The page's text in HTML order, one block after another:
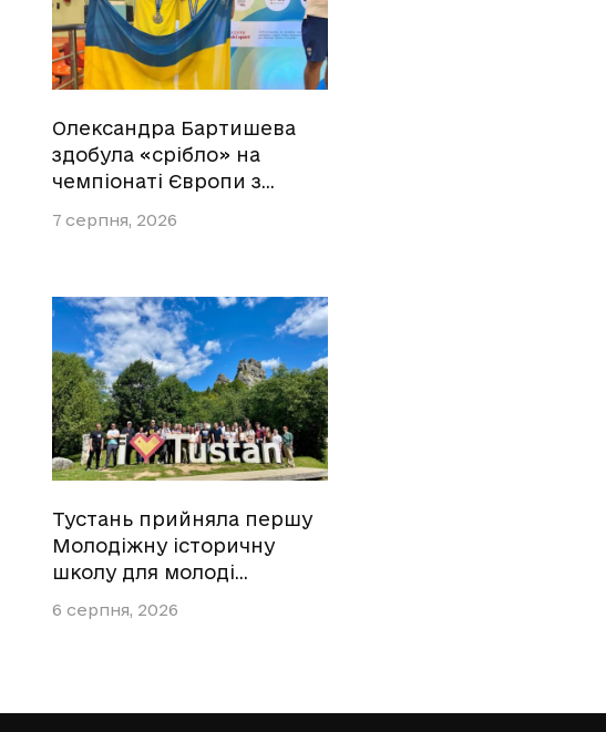
Олександра Бартишева
здобула «срібло» на
чемпіонаті Європи з…
7 серпня, 2026
Тустань прийняла першу
Молодіжну історичну
школу для молоді…
6 серпня, 2026